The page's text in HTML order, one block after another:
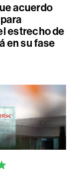
acuerdo
estrecho de
en su fase